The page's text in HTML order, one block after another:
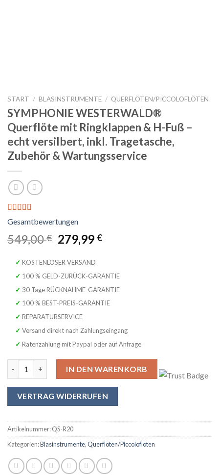
START / BLASINSTRUMENTE / QUERFLÖTEN/PICCOLOFLÖTEN
SYMPHONIE WESTERWALD®
Querflöte mit Ringklappen & H-Fuß –
echt versilbert, inkl. Tragetasche,
Zubehör & Wartungsservice
Bewertet
mit5.00von
5, basierend
auf
6
549,00€ Ursprünglicher
Preis
war:
549,00 €
279,99 €Aktueller
279,99 €.
✓ KOSTENLOSER VERSAND
✓ 100 % GELD-ZURÜCK-GARANTIE
✓ 30 Tage RÜCKNAHME-GARANTIE
✓ 100 % BEST-PREIS-GARANTIE
✓ REPARATURSERVICE
✓ Versand direkt nach Zahlungseingang
✓ Ratenzahlung mit Paypal oder auf Anfrage
IN DEN WARENKORB
VERTRAG WIDERRUFEN
Artikelnummer:QS-R20
Kategorien:Blasinstrumente,Querflöten/Piccoloflöten